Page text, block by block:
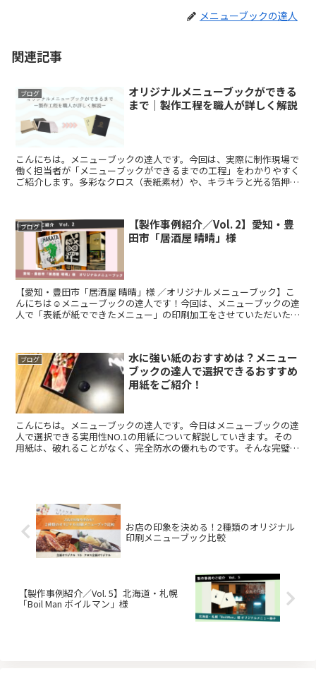
メニューブックの達人
関連記事
ブログ
オリジナルメニューブックができる
まで｜製作工程を職人が詳しく解説
こんにちは。メニューブックの達人です。今回は、実際に制作現場で
働く担当者が「メニューブックができるまでの工程」をわかりやすく
ご紹介します。多彩なクロス（表紙素材）や、キラキラと光る箔押し
ブログ
【製作事例紹介／Vol. 2】愛知・豊
田市「居酒屋 晴晴」様
【愛知・豊田市「居酒屋 晴晴」様 ／オリジナルメニューブック】こ
んにちは☺メニューブックの達人です！今回は、メニューブックの達
人で「表紙が紙でできたメニュー」の印刷加工をさせていただいた
ブログ
水に強い紙のおすすめは？メニュー
ブックの達人で選択できるおすすめ
用紙をご紹介！
こんにちは。メニューブックの達人です。今日はメニューブックの達
人で選択できる実用性NO.1の用紙について解説していきます。その
用紙は、破れることがなく、完全防水の優れものです。そんな完璧な
お店の印象を決める！2種類のオリジナル
印刷メニューブック比較
【製作事例紹介／Vol. 5】北海道・札幌
「Boil Man ボイルマン」様